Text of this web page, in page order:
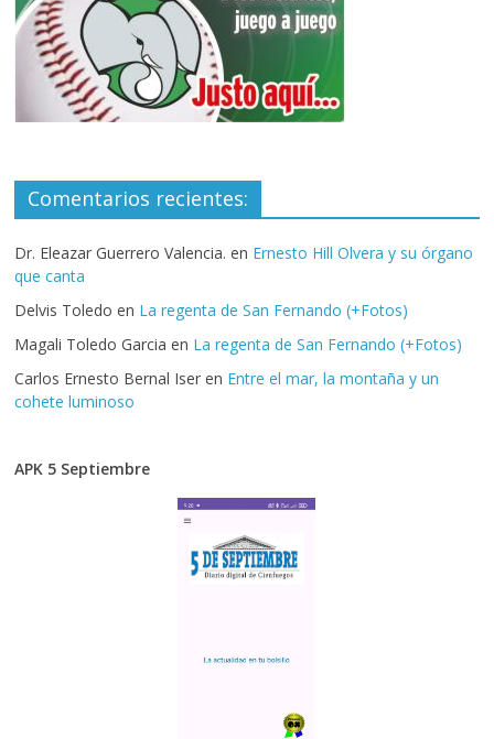
Comentarios recientes:
Dr. Eleazar Guerrero Valencia. en Ernesto Hill Olvera y su órgano
que canta
Delvis Toledo en La regenta de San Fernando (+Fotos)
Magali Toledo Garcia en La regenta de San Fernando (+Fotos)
Carlos Ernesto Bernal Iser en Entre el mar, la montaña y un
cohete luminoso
APK 5 Septiembre